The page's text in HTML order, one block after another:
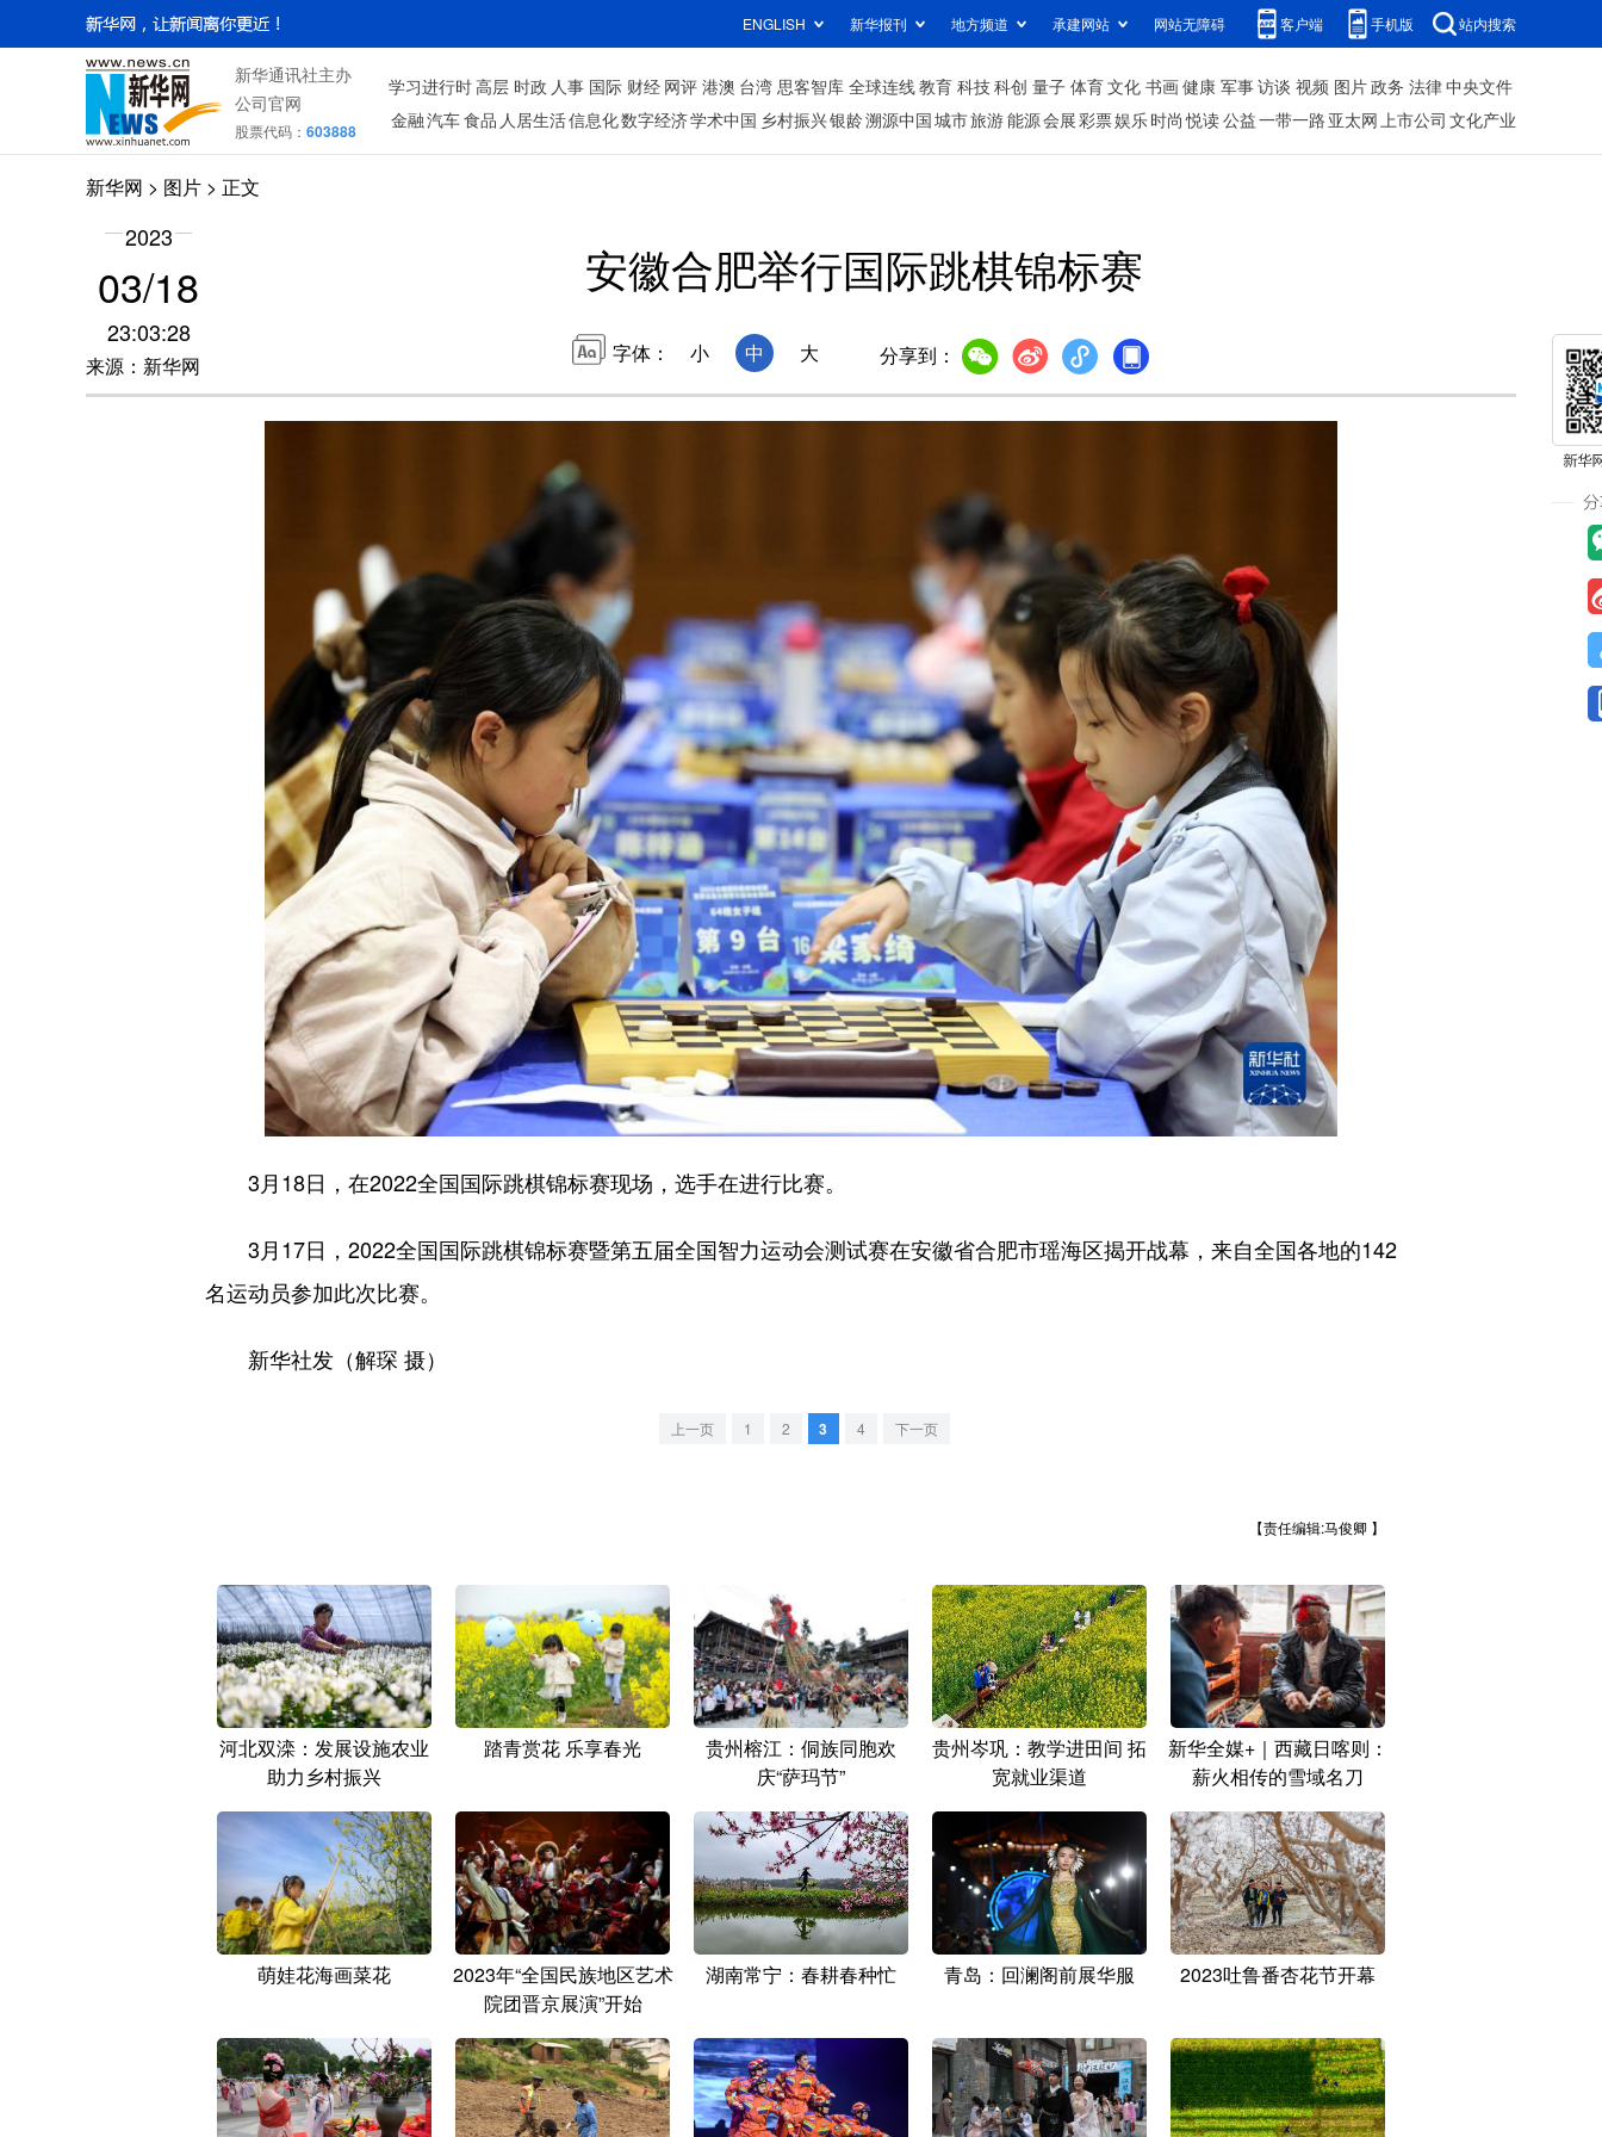
ENGLISH 新华报刊 地方频道 承建网站 网站无障碍 客户端 手机版 站内搜索
新华通讯社主办
公司官网
股票代码： 603888
学习进行时高层 时政 人事 国际 财经 网评 港澳 台湾 思客智库 全球连线教育 科技科创 量子 体育文化 书画健康 军事访谈 视频 图片政务 法律中央文件
金融汽车食品 人居生活信息化数字经济学术中国 乡村振兴银龄溯源中国城市旅游能源会展彩票娱乐时尚 悦读公益一带一路 亚太网上市公司 文化产业
新华网 > 图片 > 正文
2023
03/18
23:03:28
来源：新华网
安徽合肥举行国际跳棋锦标赛
字体： 小 中 大 分享到：
3月18日，在2022全国国际跳棋锦标赛现场，选手在进行比赛。
3月17日，2022全国国际跳棋锦标赛暨第五届全国智力运动会测试赛在安徽省合肥市瑶海区揭开战幕，来自全国各地的142
名运动员参加此次比赛。
新华社发（解琛 摄）
上一页 1 2 3 4 下一页
【责任编辑:马俊卿 】
河北双滦：发展设施农业
助力乡村振兴
踏青赏花 乐享春光
贵州榕江：侗族同胞欢
庆“萨玛节”
贵州岑巩：教学进田间 拓
宽就业渠道
新华全媒+｜西藏日喀则：
薪火相传的雪域名刀
萌娃花海画菜花
2023年“全国民族地区艺术
院团晋京展演”开始
湖南常宁：春耕春种忙 青岛：回澜阁前展华服 2023吐鲁番杏花节开幕